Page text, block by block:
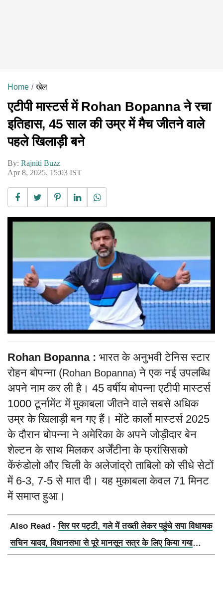
Home खेल
एटीपी मास्टर्स में Rohan Bopanna ने रचा
इतिहास, 45 साल की उम्र में मैच जीतने वाले
पहले खिलाड़ी बने
By: Rajniti Buzz
Apr 8, 2025, 15:03 IST
Rohan Bopanna : भारत के अनुभवी टेनिस स्टार
रोहन बोपन्ना (Rohan Bopanna) ने एक नई उपलब्धि
अपने नाम कर ली है। 45 वर्षीय बोपन्ना एटीपी मास्टर्स
1000 टूर्नामेंट में मुकाबला जीतने वाले सबसे अधिक
उम्र के खिलाड़ी बन गए हैं। मोंटे कार्लो मास्टर्स 2025
के दौरान बोपन्ना ने अमेरिका के अपने जोड़ीदार बेन
शेल्टन के साथ मिलकर अर्जेंटीना के फ्रांसिसको
केंरुंडोलो और चिली के अलेजांद्रो ताबिलो को सीधे सेटों
में 6-3, 7-5 से मात दी। यह मुकाबला केवल 71 मिनट
में समाप्त हुआ।
Also Read -सिर पर पट्टी, गले में तख्ती लेकर पहुंचे सपा विधायक
सचिन यादव, विधानसभा से पूरे मानसून सत्र के लिए किया गया